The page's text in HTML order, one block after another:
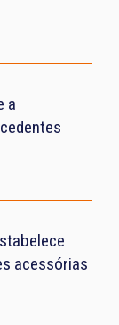
a
acessórias